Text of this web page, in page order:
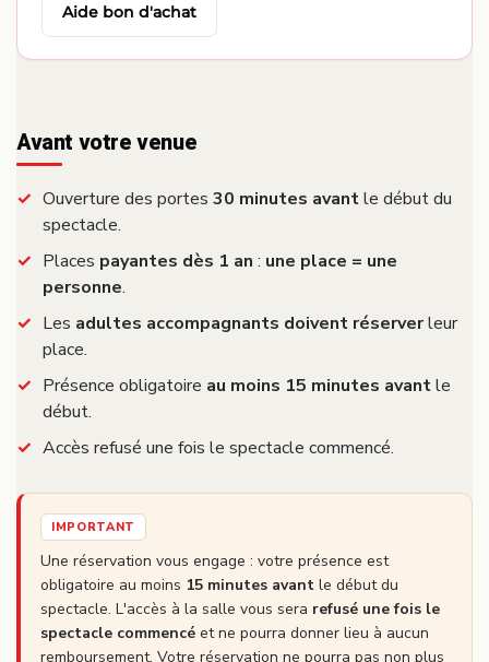
Aide bon d'achat
Avant votre venue
Ouverture des portes 30 minutes avantle début du
spectacle.
Places payantes dès 1 an : une place = une
personne.
Les adultes accompagnants doivent réserverleur
place.
Présence obligatoire au moins 15 minutes avantle
début.
Accès refusé une fois le spectacle commencé.
IMPORTANT
Une réservation vous engage : votre présence est
obligatoire au moins 15 minutes avant le début du
spectacle. L'accès à la salle vous sera refusé une fois le
spectacle commencé et ne pourra donner lieu à aucun
remboursement. Votre réservation ne pourra pas non plus